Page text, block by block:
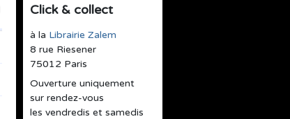
Click & collect
à la Librairie Zalem
8 rue Riesener
75012 Paris
Ouverture uniquement
sur rendez-vous
les vendredis et samedis